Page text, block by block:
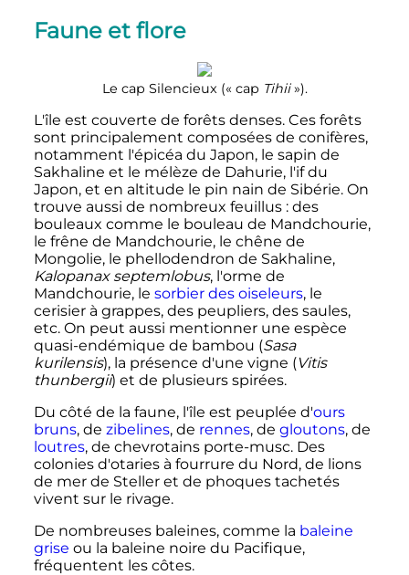
Faune et flore
Le cap Silencieux (« cap Tihii »).
L'île est couverte de forêts denses. Ces forêts
sont principalement composées de conifères,
notamment l'épicéa du Japon, le sapin de
Sakhaline et le mélèze de Dahurie, l'if du
Japon, et en altitude le pin nain de Sibérie. On
trouve aussi de nombreux feuillus : des
bouleaux comme le bouleau de Mandchourie,
le frêne de Mandchourie, le chêne de
Mongolie, le phellodendron de Sakhaline,
Kalopanax septemlobus, l'orme de
Mandchourie, le sorbier des oiseleurs, le
cerisier à grappes, des peupliers, des saules,
etc. On peut aussi mentionner une espèce
quasi-endémique de bambou (Sasa
kurilensis), la présence d'une vigne (Vitis
thunbergii) et de plusieurs spirées.
Du côté de la faune, l'île est peuplée d'ours
bruns, de zibelines, de rennes, de gloutons, de
loutres, de chevrotains porte-musc. Des
colonies d'otaries à fourrure du Nord, de lions
de mer de Steller et de phoques tachetés
vivent sur le rivage.
De nombreuses baleines, comme la baleine
grise ou la baleine noire du Pacifique,
fréquentent les côtes.